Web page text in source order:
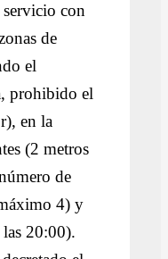
con
de
el
prohibido el
en la
(2 metros
de
4) y
20:00).